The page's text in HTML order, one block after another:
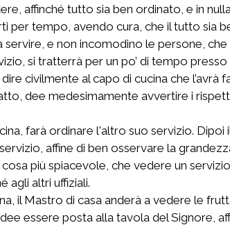
affinché tutto sia ben ordinato, e in
per tempo, avendo cura, che il tutto sia
e non incomodino le persone,
si tratterrà per un po’ di tempo
civilmente al capo di cucina che
dee medesimamente avvertire i
farà ordinare l'altro suo servizio.
affine di ben osservare la
cosa più spiacevole, che vedere un
agli altri uffiziali.
il Mastro di casa anderà a vedere le
essere posta alla tavola del Signore,